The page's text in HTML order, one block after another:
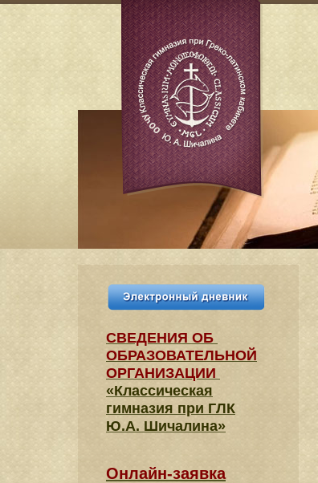
СВЕДЕНИЯ​ ОБ
ОБРАЗОВАТЕЛЬНОЙ
ОРГАНИЗАЦИИ
«Классическая
гимназия при ГЛК
Ю.А. Шичалина»
Онлайн-заявка